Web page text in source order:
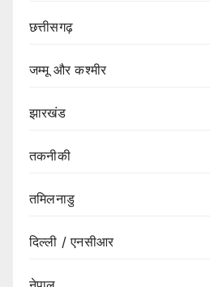
छत्तीसगढ़
जम्मू और कश्मीर
झारखंड
तकनीकी
तमिलनाडु
दिल्ली / एनसीआर